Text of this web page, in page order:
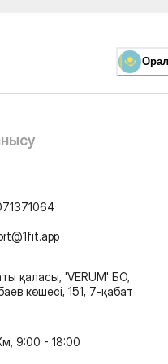
Орал
қаласы, 'VERUM' БО,
көшесі, 151, 7-қабат
9:00 - 18:00